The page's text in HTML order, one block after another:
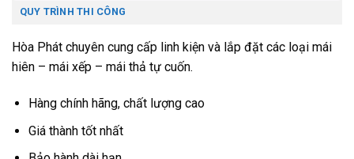
QUY TRÌNH THI CÔNG
Hòa Phát chuyên cung cấp linh kiện và lắp đặt các loại mái
hiên – mái xếp – mái thả tự cuốn.
Hàng chính hãng, chất lượng cao
Giá thành tốt nhất